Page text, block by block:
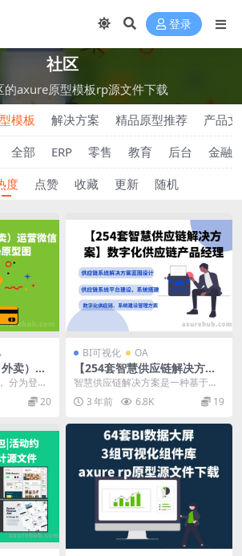
登录
社区
的axure原型模板rp源文件下载
模板 解决方案 精品原型推荐
产品
全部 ERP 零售 教育 后台
金融
度 点赞 收藏 更新 随机
卖）运
原型
分为登录
的页面
20
BI可视化 OA
【254套智慧供应链解决方
案】数字化供应链产品经理必
备
智慧供应链解决方案是一种基于新
兴技术和商业模式的供应链管理方
式，旨在通过智能化、...
3 年前 6.8K 19